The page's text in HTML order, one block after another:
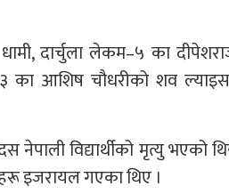
दार्चुला लेकम–५ का
का आशिष चौधरीको शव
विद्यार्थीको मृत्यु भएको
इजरायल गएका थिए ।